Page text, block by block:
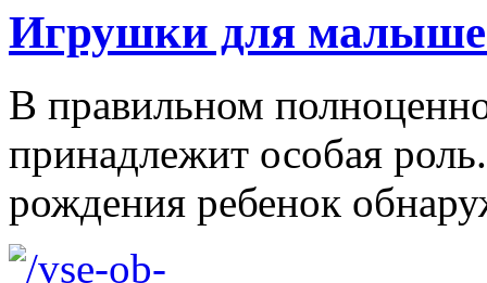
Игрушки для
В правильном
принадлежит особая
рождения ребенок